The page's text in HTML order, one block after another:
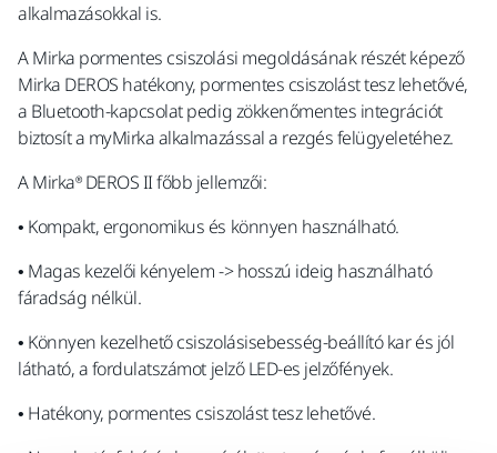
alkalmazásokkal is.
A Mirka pormentes csiszolási megoldásának részét képező
Mirka DEROS hatékony, pormentes csiszolást tesz lehetővé,
a Bluetooth-kapcsolat pedig zökkenőmentes integrációt
biztosít a myMirka alkalmazással a rezgés felügyeletéhez.
A Mirka® DEROS II főbb jellemzői:
• Kompakt, ergonomikus és könnyen használható.
• Magas kezelői kényelem -> hosszú ideig használható
fáradság nélkül.
• Könnyen kezelhető csiszolásisebesség-beállító kar és jól
látható, a fordulatszámot jelző LED-es jelzőfények.
• Hatékony, pormentes csiszolást tesz lehetővé.